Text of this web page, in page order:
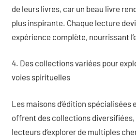
de leurs livres, car un beau livre
plus inspirante. Chaque lecture
expérience complète, nourrissant
4. Des collections variées pour
voies spirituelles
Les maisons d’édition spécialisées
offrent des collections
lecteurs d’explorer de multiples